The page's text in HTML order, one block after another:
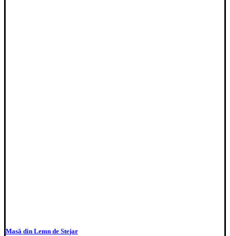
Masă din Lemn de Stejar